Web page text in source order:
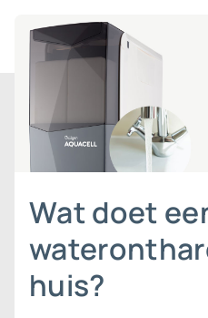
Wat doet
huis?